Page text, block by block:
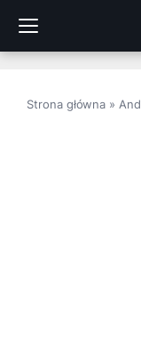
treści
Strona główna »